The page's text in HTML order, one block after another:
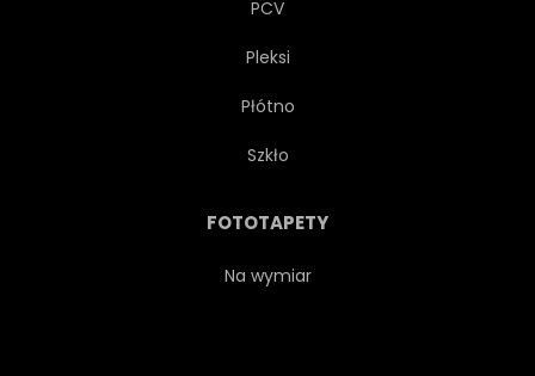
PCV
Pleksi
Płótno
Szkło
FOTOTAPETY
Na wymiar